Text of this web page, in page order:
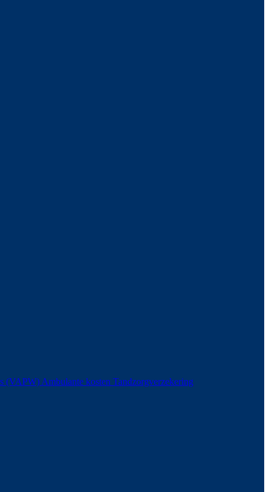
(VAPW) Ambulante kosten Tandzorgverzekering